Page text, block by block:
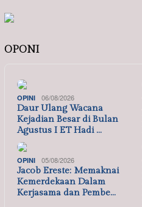
OPONI
OPINI 06/08/2026
Daur Ulang Wacana
Kejadian Besar di Bulan
Agustus I ET Hadi …
OPINI 05/08/2026
Jacob Ereste: Memaknai
Kemerdekaan Dalam
Kerjasama dan Pembe…